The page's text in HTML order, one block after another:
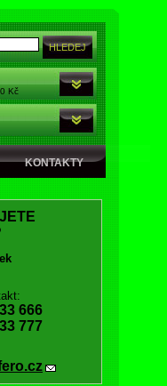
Kč
KONTAKTY
666
777